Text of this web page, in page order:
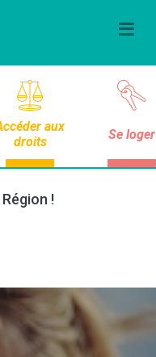
aux
droits
Se loger
!